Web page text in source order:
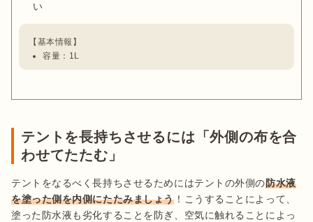
い
容量：1L
テントを長持ちさせるには「外側の布を合
わせてたたむ」
テントをなるべく長持ちさせるためにはテントの外側の防水液
を塗った側を内側にたたみましょう！こうすることによって、
塗った防水液も劣化することを防ぎ、空気に触れることによっ